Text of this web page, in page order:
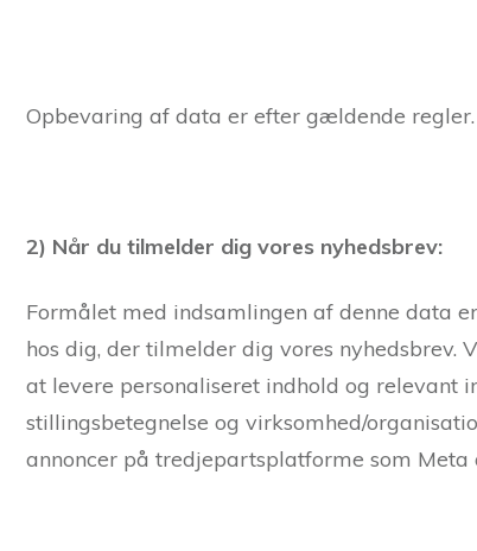
Opbevaring af data er efter gældende
2) Når du tilmelder dig vores nyhedsbrev:
Formålet med indsamlingen af denne data
hos dig, der tilmelder dig vores
at levere personaliseret indhold og relevant
stillingsbetegnelse og virksomhed/
annoncer på tredjepartsplatforme som